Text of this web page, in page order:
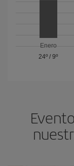
Enero
24º /9º